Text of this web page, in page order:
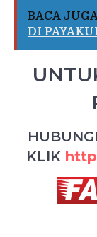
BACA
DI
KLIK